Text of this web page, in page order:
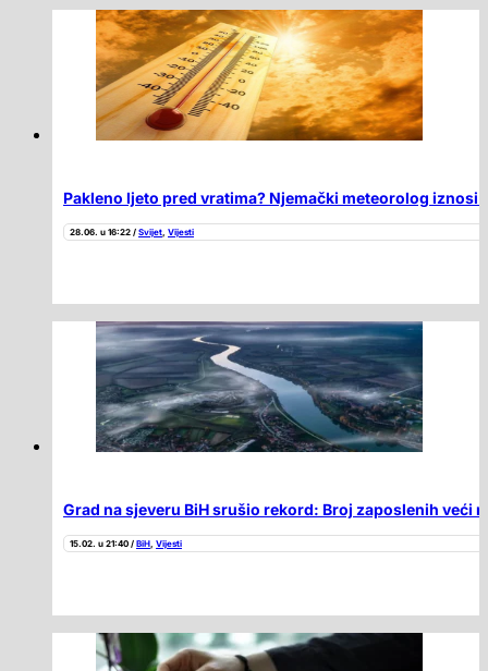
Pakleno ljeto pred vratima? Njemački meteorolog iznosi
28.06. u 16:22 / Svijet, Vijesti
Grad na sjeveru BiH srušio rekord: Broj zaposlenih veći
15.02. u 21:40 / BiH, Vijesti